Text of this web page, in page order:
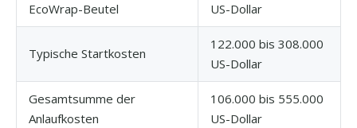
EcoWrap-Beutel
US-Dollar
Typische Startkosten
122.000 bis 308.000
US-Dollar
Gesamtsumme der
Anlaufkosten
106.000 bis 555.000
US-Dollar